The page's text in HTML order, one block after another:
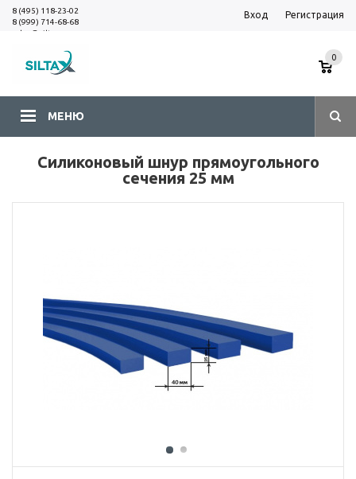
8 (495) 118-23-02
8 (999) 714-68-68
sales@siltax.ru
Вход Регистрация
МЕНЮ
0
Силиконовый шнур прямоугольного
сечения 25 мм